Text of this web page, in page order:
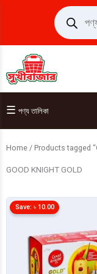
Products
search
☰ পণ্য তালিকা
Home / Products tagged
GOOD KNIGHT GOLD
Save: ৳ 10.00